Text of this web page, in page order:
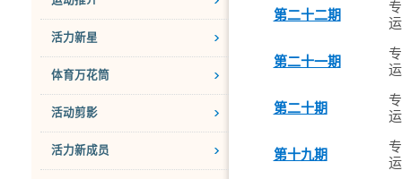
活力新星
体育万花筒
活动剪影
活力新成员
第二十二期
第二十一期
第二十期
第十九期